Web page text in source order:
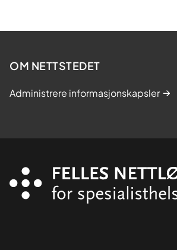
OM NETTSTEDET
Administrere informasjonskapsler